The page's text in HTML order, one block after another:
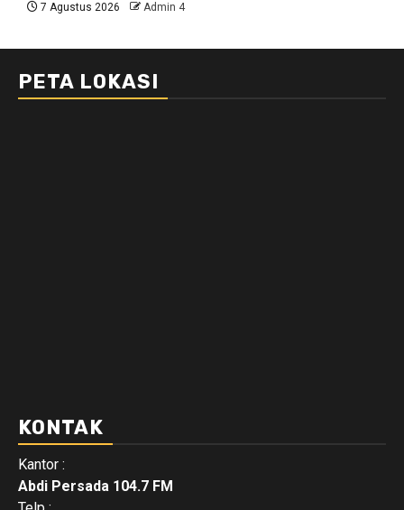
7 Agustus 2026 Admin 4
PETA LOKASI
KONTAK
Kantor :
Abdi Persada 104.7 FM